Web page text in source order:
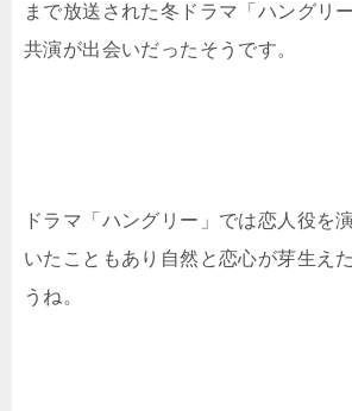
まで放送された冬ドラマ「ハングリ
共演が出会いだったそうです。
ドラマ「ハングリー」では恋人役を
いたこともあり自然と恋心が芽生え
うね。